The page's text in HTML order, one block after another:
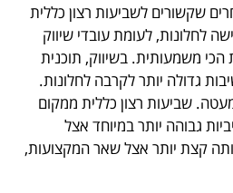
שקשורים לשביעות רצון כללית
לחלונות, לעומת עובדי שיווק
משמעותית. בשיווק, תוכנית
גדולה יותר לקרבה לחלונות.
שביעות רצון כללית ממקום
גבוהה יותר במיוחד אצל
קצת יותר אצל שאר המקצועות,